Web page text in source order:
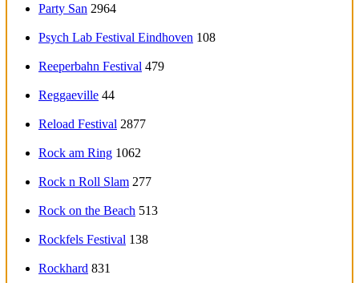
Party San 2964
Psych Lab Festival Eindhoven 108
Reeperbahn Festival 479
Reggaeville 44
Reload Festival 2877
Rock am Ring 1062
Rock n Roll Slam 277
Rock on the Beach 513
Rockfels Festival 138
Rockhard 831